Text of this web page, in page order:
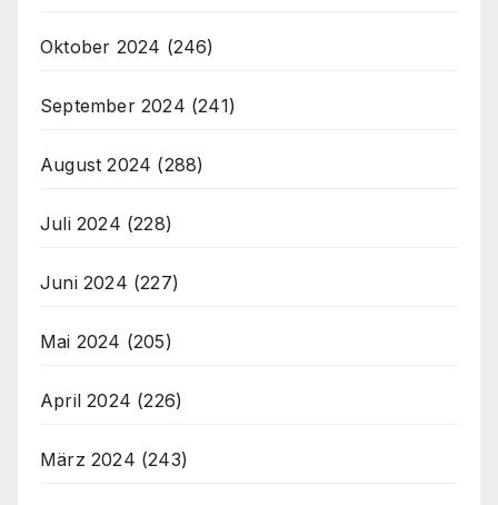
Oktober 2024 (246)
September 2024 (241)
August 2024 (288)
Juli 2024 (228)
Juni 2024 (227)
Mai 2024 (205)
April 2024 (226)
März 2024 (243)